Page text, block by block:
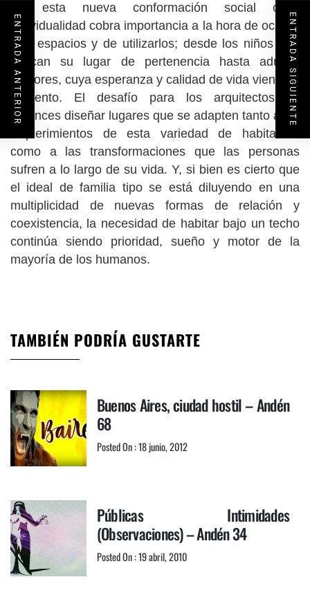
En esta nueva conformación social cada
individualidad cobra importancia a la hora de ocupar
los espacios y de utilizarlos; desde los niños que
buscan su lugar de pertenencia hasta adultos
mayores, cuya esperanza y calidad de vida viene en
aumento. El desafío para los arquitectos es
entonces diseñar lugares que se adapten tanto a los
requerimientos de esta variedad de habitantes
como a las transformaciones que las personas
sufren a lo largo de su vida. Y, si bien es cierto que
el ideal de familia tipo se está diluyendo en una
multiplicidad de nuevas formas de relación y
coexistencia, la necesidad de habitar bajo un techo
continúa siendo prioridad, sueño y motor de la
mayoría de los humanos.
TAMBIÉN PODRÍA GUSTARTE
Buenos Aires, ciudad hostil – Andén
68
Posted On : 18 junio, 2012
Públicas Intimidades
(Observaciones) – Andén 34
Posted On : 19 abril, 2010
ENTRADA ANTERIOR ENTRADA SIGUIENTE